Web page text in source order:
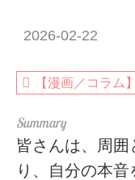
2026-02-22
【漫画／コラム】
皆さんは、周囲
り、自分の本